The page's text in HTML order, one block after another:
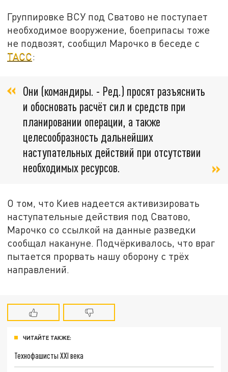
Группировке ВСУ под Сватово не поступает
необходимое вооружение, боеприпасы тоже
не подвозят, сообщил Марочко в беседе с
ТАСС:
Они (командиры. - Ред.) просят разъяснить
и обосновать расчёт сил и средств при
планировании операции, а также
целесообразность дальнейших
наступательных действий при отсутствии
необходимых ресурсов.
О том, что Киев надеется активизировать
наступательные действия под Сватово,
Марочко со ссылкой на данные разведки
сообщал накануне. Подчёркивалось, что враг
пытается прорвать нашу оборону с трёх
направлений.
ЧИТАЙТЕ ТАКЖЕ:
Технофашисты XXI века